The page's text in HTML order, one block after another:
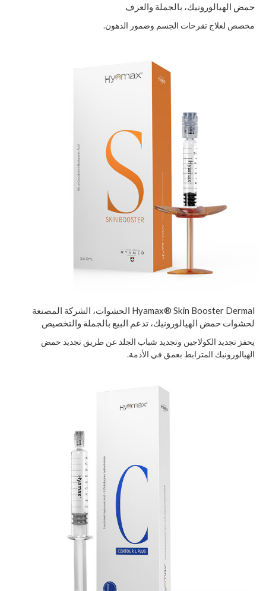
حمض الهيالورونيك، بالجملة والعرف
مخصص لعلاج تقرحات الجسم وضمور الدهون.
Hyamax® Skin Booster Dermal الحشوات، الشركة المصنعة
لحشوات حمض الهيالورونيك، تدعم البيع بالجملة والتخصيص
يحفز تجديد الكولاجين وتجديد شباب الجلد عن طريق تجديد حمض
الهيالورونيك المترابط بعمق في الأدمة.